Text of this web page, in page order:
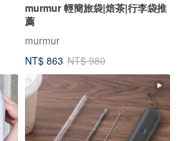
murmur 輕簡旅袋|焙茶|行李袋推
薦
murmur
NT$ 863 NT$ 980